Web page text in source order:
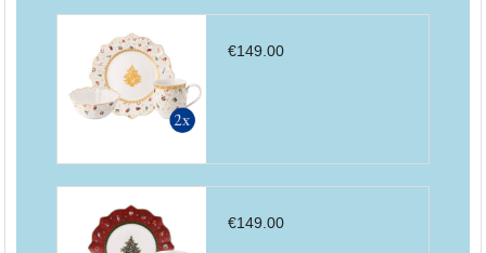
€149.00
€149.00